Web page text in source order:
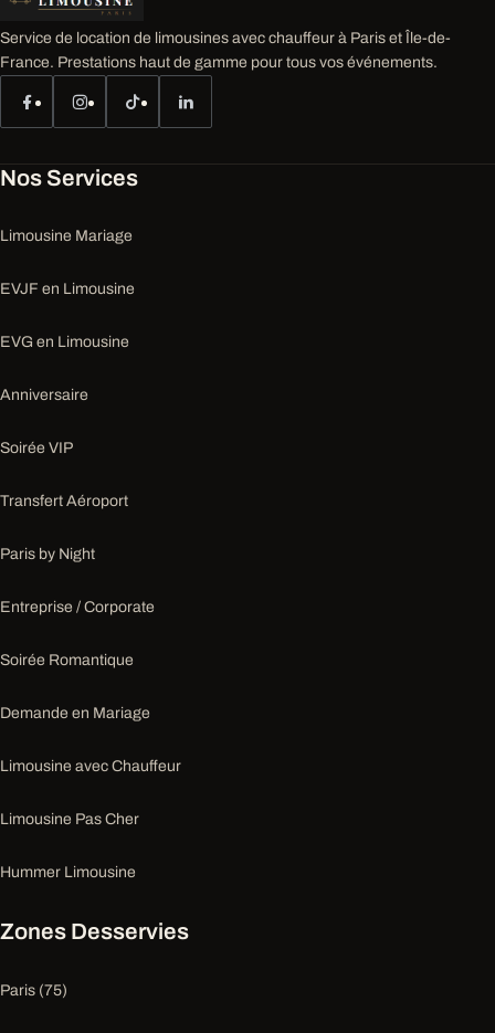
Service de location de limousines avec chauffeur à Paris et Île-de-
France. Prestations haut de gamme pour tous vos événements.
Nos Services
Limousine Mariage
EVJF en Limousine
EVG en Limousine
Anniversaire
Soirée VIP
Transfert Aéroport
Paris by Night
Entreprise / Corporate
Soirée Romantique
Demande en Mariage
Limousine avec Chauffeur
Limousine Pas Cher
Hummer Limousine
Zones Desservies
Paris (75)